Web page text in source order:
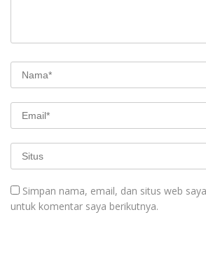
Simpan nama, email, dan situs web
untuk komentar saya berikutnya.